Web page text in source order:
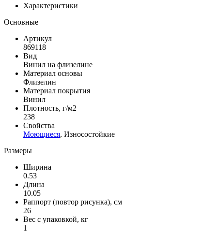
Характеристики
Основные
Артикул
869118
Вид
Винил на флизелине
Материал основы
Флизелин
Материал покрытия
Винил
Плотность, г/м2
238
Свойства
Моющиеся, Износостойкие
Размеры
Ширина
0.53
Длина
10.05
Раппорт (повтор рисунка), см
26
Вес с упаковкой, кг
1